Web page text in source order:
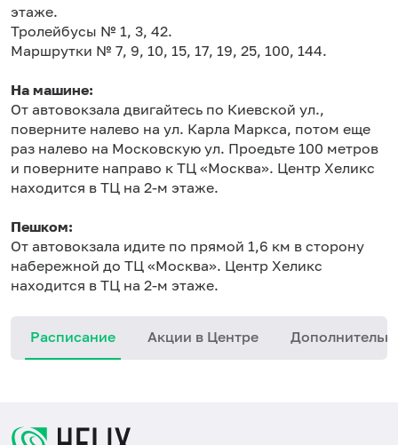
этаже.
Тролейбусы № 1, 3, 42.
Маршрутки № 7, 9, 10, 15, 17, 19, 25, 100, 144.
На машине:
От автовокзала двигайтесь по Киевской ул.,
поверните налево на ул. Карла Маркса, потом еще
раз налево на Московскую ул. Проедьте 100 метров
и поверните направо к ТЦ «Москва». Центр Хеликс
находится в ТЦ на 2-м этаже.
Пешком:
От автовокзала идите по прямой 1,6 км в сторону
набережной до ТЦ «Москва». Центр Хеликс
находится в ТЦ на 2-м этаже.
Расписание Акции в Центре